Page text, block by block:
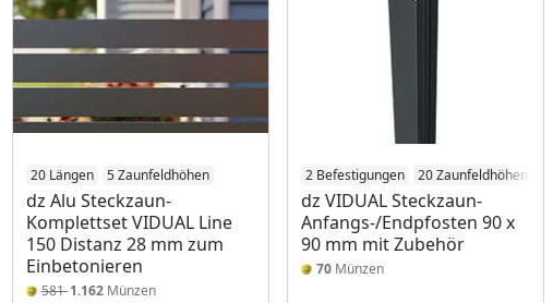
20 Längen 5 Zaunfeldhöhen
dz Alu Steckzaun-
Komplettset VIDUAL Line
150 Distanz 28 mm zum
Einbetonieren
5811.162 Münzen
2 Befestigungen 20 Zaunfeldhöhen
dz VIDUAL Steckzaun-
Anfangs-/Endpfosten 90 x
90 mm mit Zubehör
70 Münzen